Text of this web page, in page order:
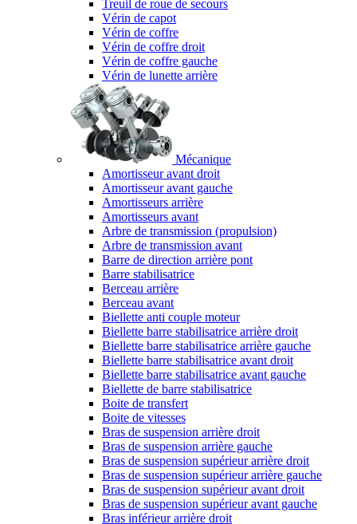
Treuil de roue de secours
Vérin de capot
Vérin de coffre
Vérin de coffre droit
Vérin de coffre gauche
Vérin de lunette arrière
Mécanique
Amortisseur avant droit
Amortisseur avant gauche
Amortisseurs arrière
Amortisseurs avant
Arbre de transmission (propulsion)
Arbre de transmission avant
Barre de direction arrière pont
Barre stabilisatrice
Berceau arrière
Berceau avant
Biellette anti couple moteur
Biellette barre stabilisatrice arrière droit
Biellette barre stabilisatrice arrière gauche
Biellette barre stabilisatrice avant droit
Biellette barre stabilisatrice avant gauche
Biellette de barre stabilisatrice
Boite de transfert
Boite de vitesses
Bras de suspension arrière droit
Bras de suspension arrière gauche
Bras de suspension supérieur arrière droit
Bras de suspension supérieur arrière gauche
Bras de suspension supérieur avant droit
Bras de suspension supérieur avant gauche
Bras inférieur arrière droit